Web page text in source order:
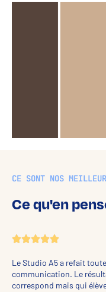
CE SONT NOS
Ce qu'en

Le Studio A5 a refait
communication. Le
correspond mais qui